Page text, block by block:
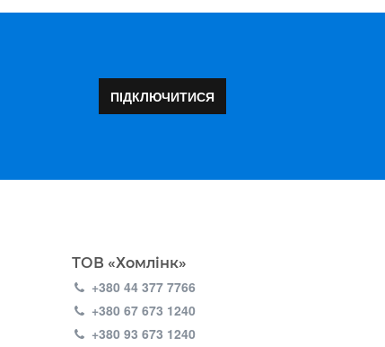
ПІДКЛЮЧИТИСЯ
ТОВ «Хомлінк»
+380 44 377 7766
+380 67 673 1240
+380 93 673 1240